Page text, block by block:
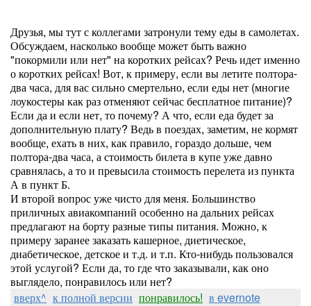
Друзья, мы тут с коллегами затронули тему еды в самолетах.
Обсуждаем, насколько вообще может быть важно
"покормили или нет" на коротких рейсах? Речь идет именно
о коротких рейсах! Вот, к примеру, если вы летите полтора-
два часа, для вас сильно смертельно, если еды нет (многие
лоукостеры как раз отменяют сейчас бесплатное питание)?
Если да и если нет, то почему? А что, если еда будет за
дополнительную плату? Ведь в поездах, заметим, не кормят
вообще, ехать в них, как правило, гораздо дольше, чем
полтора-два часа, а стоимость билета в купе уже давно
сравнялась, а то и превысила стоимость перелета из пункта
А в пункт Б.
И второй вопрос уже чисто для меня. Большинство
приличных авиакомпаний особенно на дальних рейсах
предлагают на борту разные типы питания. Можно, к
примеру заранее заказать кашерное, диетическое,
диабетическое, детское и т.д. и т.п. Кто-нибудь пользовался
этой услугой? Если да, то где что заказывали, как оно
выглядело, понравилось или нет?
вверх^ к полной версии понравилось! в evernote